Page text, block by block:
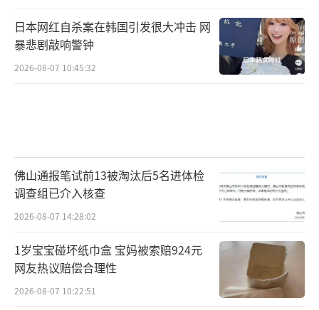
日本网红自杀案在韩国引发很大冲击 网
暴悲剧敲响警钟
2026-08-07 10:45:32
佛山通报笔试前13被淘汰后5名进体检
调查组已介入核查
2026-08-07 14:28:02
1岁宝宝碰坏纸巾盒 宝妈被索赔924元
网友热议赔偿合理性
2026-08-07 10:22:51